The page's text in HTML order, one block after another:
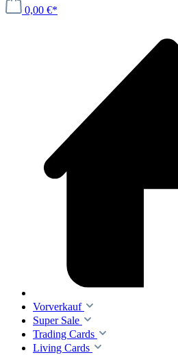
0,00 €*
Vorverkauf
Super Sale
Trading Cards
Living Cards